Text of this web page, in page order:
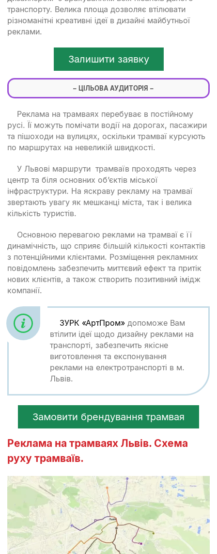
транспорту. Велика площа дозволяє втілювати
різноманітні креативні ідеї в дизайні майбутньої
реклами.
Залишити заявку
ЦІЛЬОВА АУДИТОРІЯ
Реклама на трамваях перебуває в постійному
русі. Її можуть помічати водії на дорогах, пасажири
та пішоходи на вулицях, оскільки трамваї курсують
по маршрутах на невеликій швидкості.
У Львові маршрути трамваїв проходять через
центр та біля основних об’єктів міської
інфраструктури. На яскраву рекламу на трамваї
звертають увагу як мешканці міста, так і велика
кількість туристів.
Основною перевагою реклами на трамваї є її
динамічність, що сприяє більшій кількості контактів
з потенційними клієнтами. Розміщення рекламних
повідомлень забезпечить миттєвий ефект та притік
нових клієнтів, а також створить позитивний імідж
компанії.
ЗУРК «АртПром» допоможе Вам
втілити ідеї щодо дизайну реклами на
транспорті, забезпечить якісне
виготовлення та експонування
реклами на електротранспорті в м.
Львів.
Замовити брендування трамвая
Реклама на трамваях Львів. Схема
руху трамваїв.